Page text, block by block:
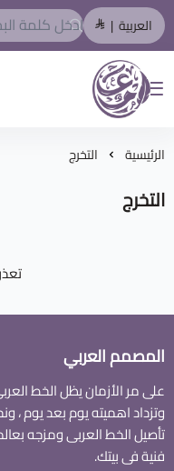
العربية |
المصمم العربي
الرئيسية التخرج
التخرج
المصمم العربي
على مر الأزمان يظل الخط
وتزداد اهميته يوم بعد يوم
تأصيل الخط العربى ومزجه
فنية فى بيتك.